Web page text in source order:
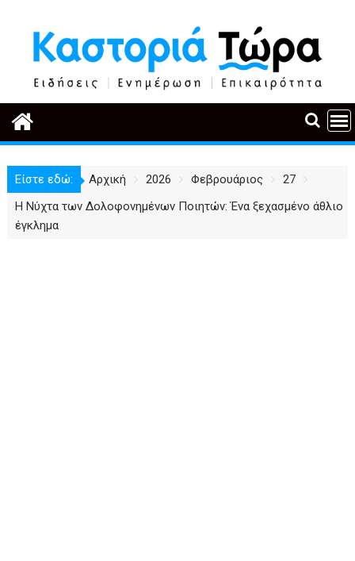
περιεχόμενο
Είστε εδώ: Αρχική 2026 Φεβρουάριος
27
Η Νύχτα των Δολοφονημένων Ποιητών: Ένα ξεχασμένο άθλιο
έγκλημα